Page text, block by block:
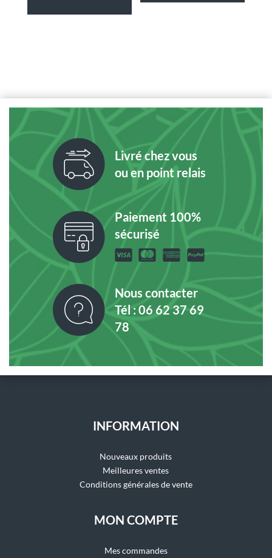
Livré chez vous
ou en point relais
Paiement 100%
sécurisé
Nous contacter
Tél : 06 62 37 69
78
INFORMATION
Nouveaux produits
Meilleures ventes
Conditions générales de vente
MON COMPTE
Mes commandes